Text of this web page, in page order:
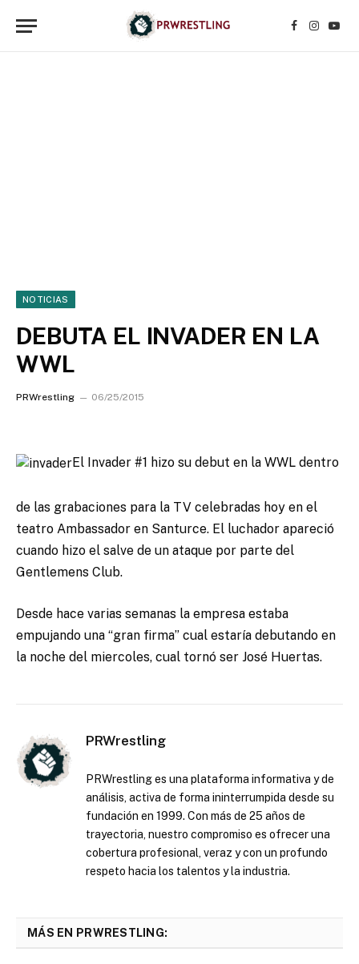
Facebook
NOTICIAS
DEBUTA EL INVADER EN LA
WWL
PRWrestling 06/25/2015
El Invader #1 hizo su debut en la WWL dentro
de las grabaciones para la TV celebradas hoy en el
teatro Ambassador en Santurce. El luchador apareció
cuando hizo el salve de un ataque por parte del
Gentlemens Club.
Desde hace varias semanas la empresa estaba
empujando una “gran firma” cual estaría debutando en
la noche del miercoles, cual tornó ser José Huertas.
PRWrestling
PRWrestling es una plataforma informativa y de
análisis, activa de forma ininterrumpida desde su
fundación en 1999. Con más de 25 años de
trayectoria, nuestro compromiso es ofrecer una
cobertura profesional, veraz y con un profundo
respeto hacia los talentos y la industria.
MÁS EN PRWRESTLING: